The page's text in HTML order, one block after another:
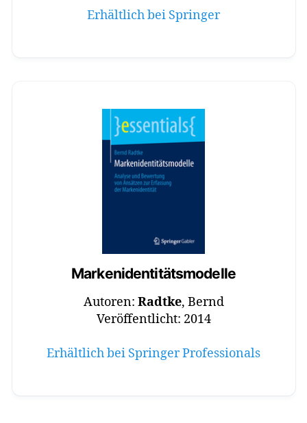
Erhältlich bei Springer
Markenidentitätsmodelle
Autoren: Radtke, Bernd
Veröffentlicht: 2014
Erhältlich bei Springer Professionals